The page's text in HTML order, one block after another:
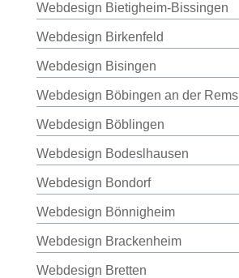
Webdesign Bietigheim-Bissingen
Webdesign Birkenfeld
Webdesign Bisingen
Webdesign Böbingen an der Rems
Webdesign Böblingen
Webdesign Bodeslhausen
Webdesign Bondorf
Webdesign Bönnigheim
Webdesign Brackenheim
Webdesign Bretten